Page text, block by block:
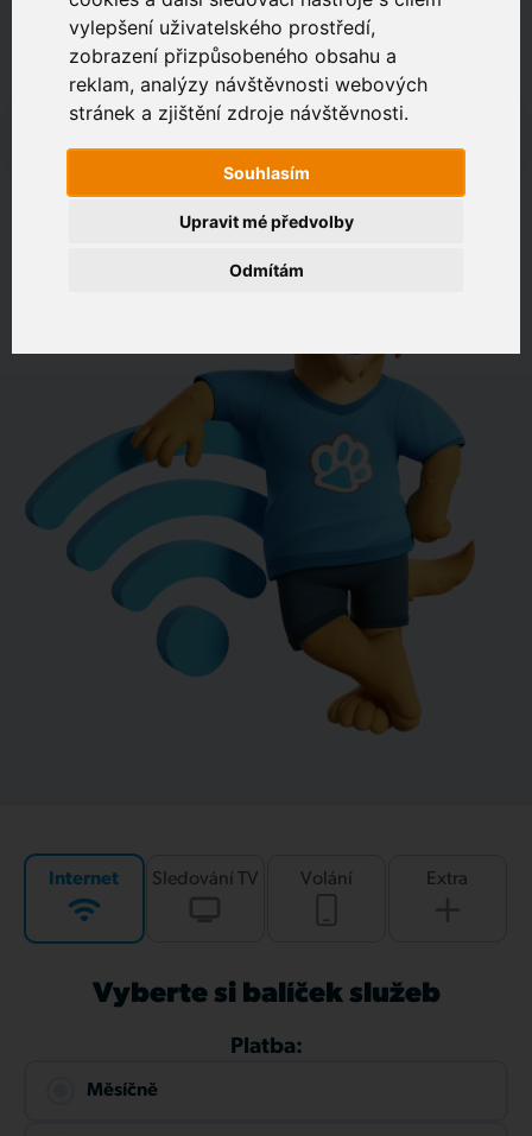
vylepšení uživatelského prostředí,
zobrazení přizpůsobeného obsahu a
reklam, analýzy návštěvnosti webových
stránek a zjištění zdroje návštěvnosti.
Souhlasím
Odmítám
Upravit mé předvolby
Zákaznický portál
Jak rychlé je připojení na vaší adrese?
Internet Sledování TV Volání Extra
Vyberte si balíček služeb
Platba:
Měsíčně